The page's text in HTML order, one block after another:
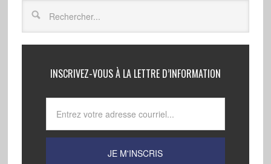
INSCRIVEZ-VOUS À LA LETTRE D’INFORMATION